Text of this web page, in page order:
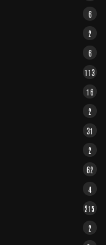
6
2
6
113
16
2
31
2
62
4
215
2